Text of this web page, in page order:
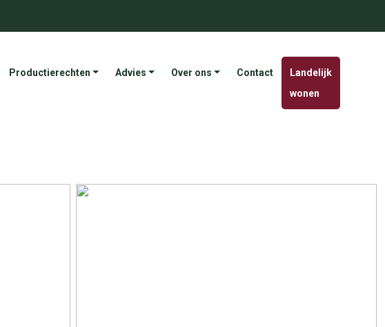
Productierechten Advies Over ons Contact
Landelijk
wonen